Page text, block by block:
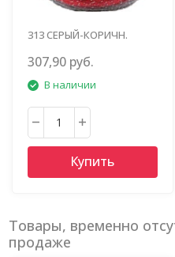
313 СЕРЫЙ-КОРИЧН.
307,90 руб.
В наличии
Купить
Товары, временно
продаже